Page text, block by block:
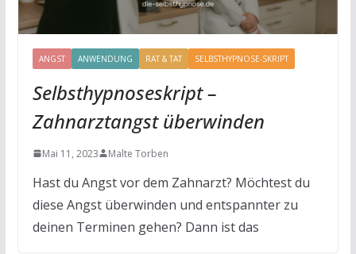
ANGST ANWENDUNG RAT & TAT SELBSTHYPNOSE-SKRIPT
Selbsthypnoseskript –
Zahnarztangst überwinden
Mai 11, 2023 Malte Torben
Hast du Angst vor dem Zahnarzt? Möchtest du
diese Angst überwinden und entspannter zu
deinen Terminen gehen? Dann ist das